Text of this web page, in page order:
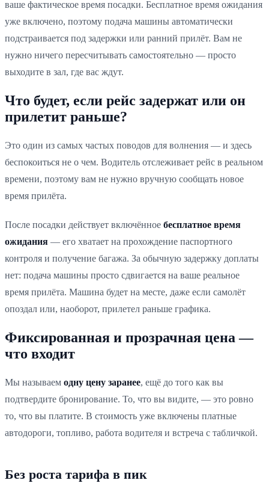
ваше фактическое время посадки. Бесплатное время ожидания
уже включено, поэтому подача машины автоматически
подстраивается под задержки или ранний прилёт. Вам не
нужно ничего пересчитывать самостоятельно — просто
выходите в зал, где вас ждут.
Что будет, если рейс задержат или он
прилетит раньше?
Это один из самых частых поводов для волнения — и здесь
беспокоиться не о чем. Водитель отслеживает рейс в реальном
времени, поэтому вам не нужно вручную сообщать новое
время прилёта.
После посадки действует включённое бесплатное время
ожидания — его хватает на прохождение паспортного
контроля и получение багажа. За обычную задержку доплаты
нет: подача машины просто сдвигается на ваше реальное
время прилёта. Машина будет на месте, даже если самолёт
опоздал или, наоборот, прилетел раньше графика.
Фиксированная и прозрачная цена —
что входит
Мы называем одну цену заранее, ещё до того как вы
подтвердите бронирование. То, что вы видите, — это ровно
то, что вы платите. В стоимость уже включены платные
автодороги, топливо, работа водителя и встреча с табличкой.
Без роста тарифа в пик